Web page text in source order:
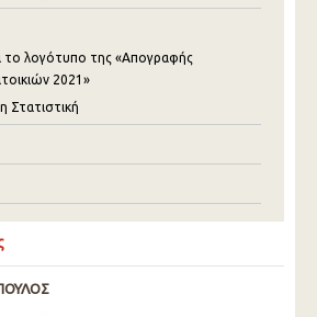
το λογότυπο της «Απογραφής
2021»
Στατιστική